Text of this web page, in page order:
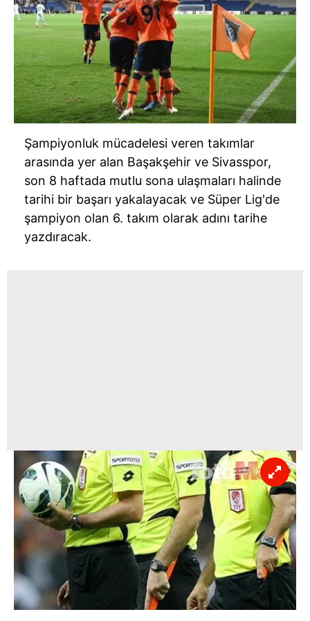
Çerezlere ilişkin tercihlerinizi aşağıda yer alan panel
vasıtasıyla belirleyebilirsiniz. Çerezlere ilişkin detaylı bilgi
için Ayarlar butonuna tıklayabilir,Çerez Bilgilendirme
Metnimiziziyaret edebilirsiniz.
6698 sayılı Kişisel Verilerin Korunması Kanunu uyarınca
hazırlanmış Aydınlatma Metnimizi okumak ve sitemizde
almak için lütfentıklayınız.
Şampiyonluk mücadelesi veren takımlar
arasında yer alan Başakşehir ve Sivasspor,
son 8 haftada mutlu sona ulaşmaları halinde
tarihi bir başarı yakalayacak ve Süper Lig'de
şampiyon olan 6. takım olarak adını tarihe
yazdıracak.